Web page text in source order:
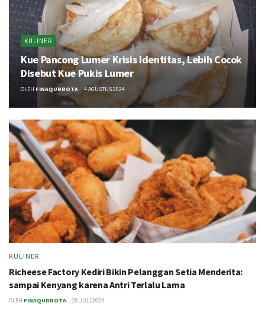
KULINER
Kue Pancong Lumer Krisis Identitas, Lebih Cocok
Disebut Kue Pukis Lumer
OLEH FINAQURROTA 4 AGUSTUS 2024
KULINER
Richeese Factory Kediri Bikin Pelanggan Setia Menderita:
sampai Kenyang karena Antri Terlalu Lama
OLEH FINAQURROTA 28 JULI 2024